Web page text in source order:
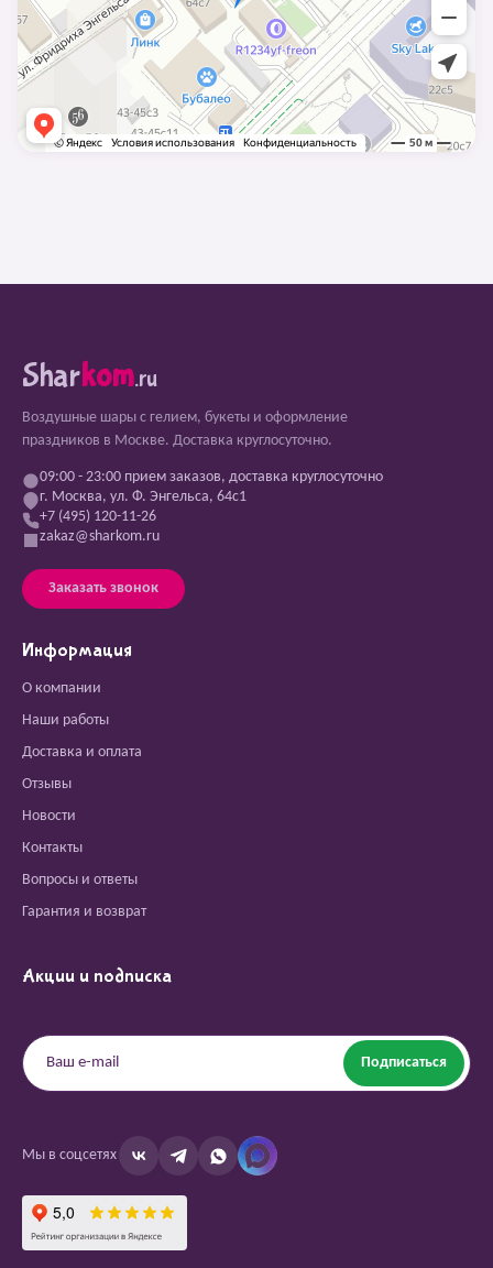
Sharkom.ru
Воздушные шары с гелием, букеты и оформление
праздников в Москве. Доставка круглосуточно.
09:00 - 23:00 прием заказов, доставка круглосуточно
г. Москва, ул. Ф. Энгельса, 64с1
+7 (495) 120-11-26
zakaz@sharkom.ru
Заказать звонок
Информация
О компании
Наши работы
Доставка и оплата
Отзывы
Новости
Контакты
Вопросы и ответы
Гарантия и возврат
Акции и подписка
Подписаться
Мы в соцсетях